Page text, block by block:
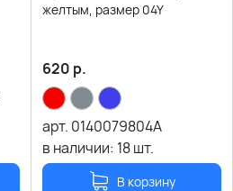
желтым, размер 04Y
620 р.
арт. 0140079804A
в наличии: 18шт.
В корзину